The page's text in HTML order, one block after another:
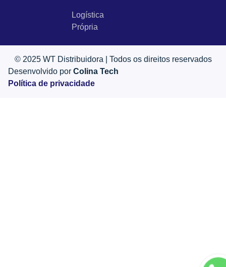
Logística
Própria
© 2025 WT Distribuidora | Todos os direitos reservados
Desenvolvido por Colina Tech
Política de privacidade